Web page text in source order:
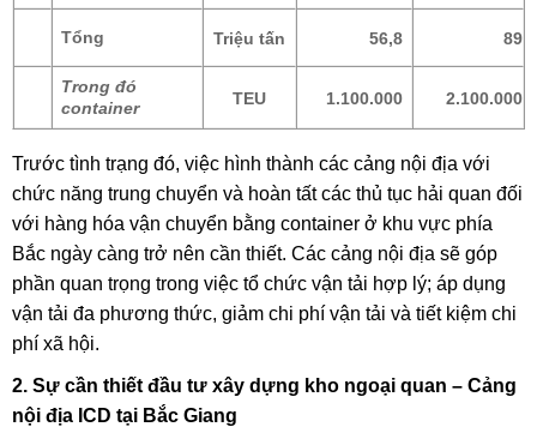
Tổng Triệu tấn 56,8 89
Trong đó
container
TEU 1.100.000 2.100.000
Trước tình trạng đó, việc hình thành các cảng nội địa với
chức năng trung chuyển và hoàn tất các thủ tục hải quan đối
với hàng hóa vận chuyển bằng container ở khu vực phía
Bắc ngày càng trở nên cần thiết. Các cảng nội địa sẽ góp
phần quan trọng trong việc tổ chức vận tải hợp lý; áp dụng
vận tải đa phương thức, giảm chi phí vận tải và tiết kiệm chi
phí xã hội.
2. Sự cần thiết đầu tư xây dựng kho ngoại quan – Cảng
nội địa ICD tại Bắc Giang